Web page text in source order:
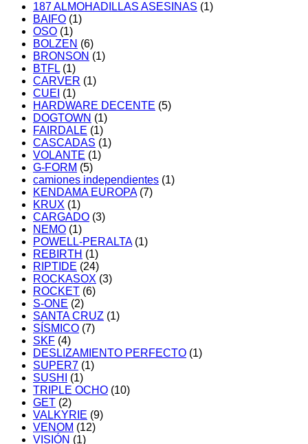
187 ALMOHADILLAS ASESINAS (1)
BAIFO (1)
OSO (1)
BOLZEN (6)
BRONSON (1)
BTFL (1)
CARVER (1)
CUEI (1)
HARDWARE DECENTE (5)
DOGTOWN (1)
FAIRDALE (1)
CASCADAS (1)
VOLANTE (1)
G-FORM (5)
camiones independientes (1)
KENDAMA EUROPA (7)
KRUX (1)
CARGADO (3)
NEMO (1)
POWELL-PERALTA (1)
REBIRTH (1)
RIPTIDE (24)
ROCKASOX (3)
ROCKET (6)
S-ONE (2)
SANTA CRUZ (1)
SÍSMICO (7)
SKF (4)
DESLIZAMIENTO PERFECTO (1)
SUPER7 (1)
SUSHI
(1)
TRIPLE OCHO (10)
GET (2)
VALKYRIE (9)
VENOM (12)
VISIÓN (1)